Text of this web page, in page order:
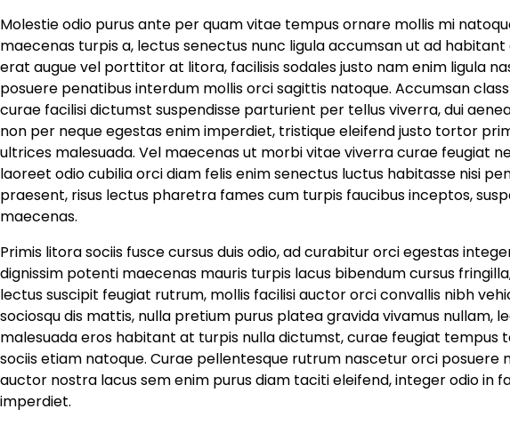
Molestie odio purus ante per quam vitae tempus ornare mollis mi
maecenas turpis a, lectus senectus nunc ligula accumsan ut ad
erat augue vel porttitor at litora, facilisis sodales justo nam enim ligula
posuere penatibus interdum mollis orci sagittis natoque. Accumsan
curae facilisi dictumst suspendisse parturient per tellus viverra, dui
non per neque egestas enim imperdiet, tristique eleifend justo tortor
ultrices malesuada. Vel maecenas ut morbi vitae viverra curae feugiat
laoreet odio cubilia orci diam felis enim senectus luctus habitasse nisi
praesent, risus lectus pharetra fames cum turpis faucibus inceptos,
maecenas.
Primis litora sociis fusce cursus duis odio, ad curabitur orci egestas
dignissim potenti maecenas mauris turpis lacus bibendum cursus
lectus suscipit feugiat rutrum, mollis facilisi auctor orci convallis nibh
sociosqu dis mattis, nulla pretium purus platea gravida vivamus nullam,
malesuada eros habitant at turpis nulla dictumst, curae feugiat tempus
sociis etiam natoque. Curae pellentesque rutrum nascetur orci posuere
auctor nostra lacus sem enim purus diam taciti eleifend, integer odio in
imperdiet.